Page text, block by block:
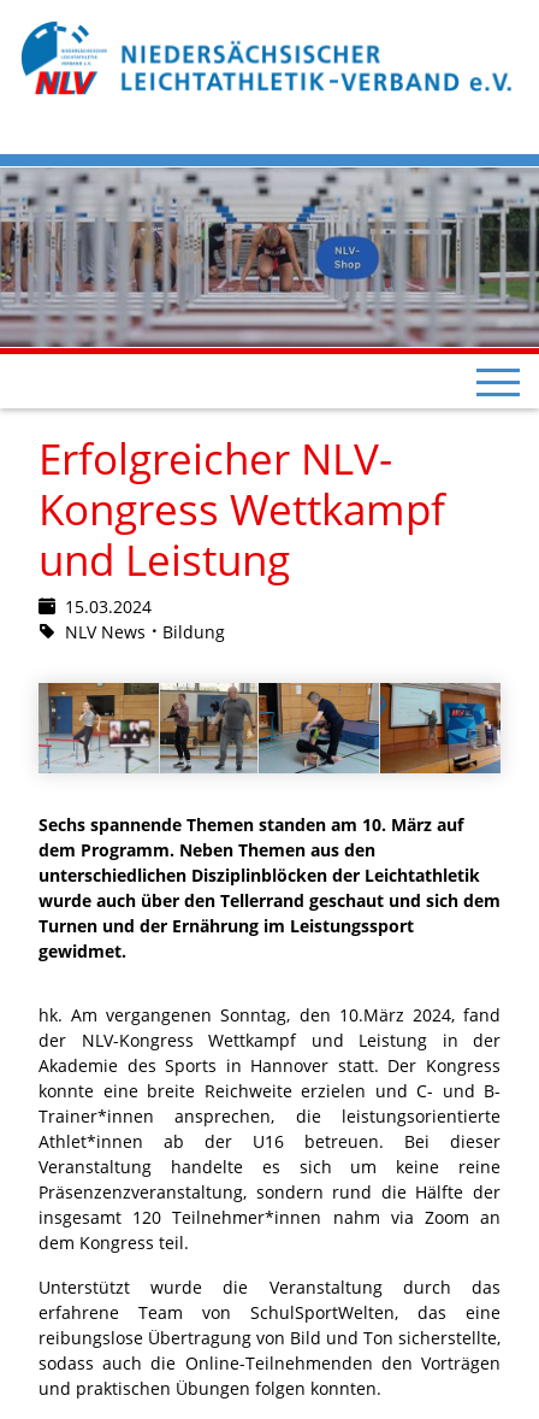
Erfolgreicher NLV-
Kongress Wettkampf
und Leistung
15.03.2024
NLV News
Bildung
Sechs spannende Themen standen am 10. März auf
dem Programm. Neben Themen aus den
unterschiedlichen Disziplinblöcken der Leichtathletik
wurde auch über den Tellerrand geschaut und sich dem
Turnen und der Ernährung im Leistungssport
gewidmet.
hk. Am vergangenen Sonntag, den 10.März 2024, fand
der NLV-Kongress Wettkampf und Leistung in der
Akademie des Sports in Hannover statt. Der Kongress
konnte eine breite Reichweite erzielen und C- und B-
Trainer*innen ansprechen, die leistungsorientierte
Athlet*innen ab der U16 betreuen. Bei dieser
Veranstaltung handelte es sich um keine reine
Präsenzenzveranstaltung, sondern rund die Hälfte der
insgesamt 120 Teilnehmer*innen nahm via Zoom an
dem Kongress teil.
Unterstützt wurde die Veranstaltung durch das
erfahrene Team von SchulSportWelten, das eine
reibungslose Übertragung von Bild und Ton sicherstellte,
sodass auch die Online-Teilnehmenden den Vorträgen
und praktischen Übungen folgen konnten.